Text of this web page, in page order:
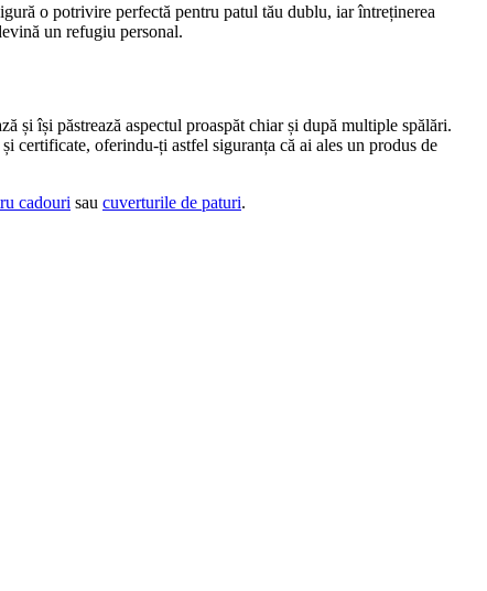
o potrivire perfectă pentru patul tău dublu, iar întreținerea
un refugiu personal.
și își păstrează aspectul proaspăt chiar și după multiple spălări.
certificate, oferindu-ți astfel siguranța că ai ales un produs de
cadouri sau cuverturile de paturi.